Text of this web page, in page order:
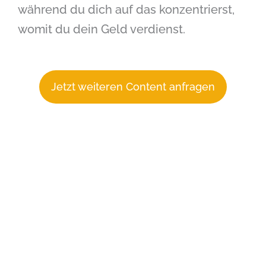
während du dich auf das konzentrierst,
womit du dein Geld verdienst.
Jetzt weiteren Content anfragen